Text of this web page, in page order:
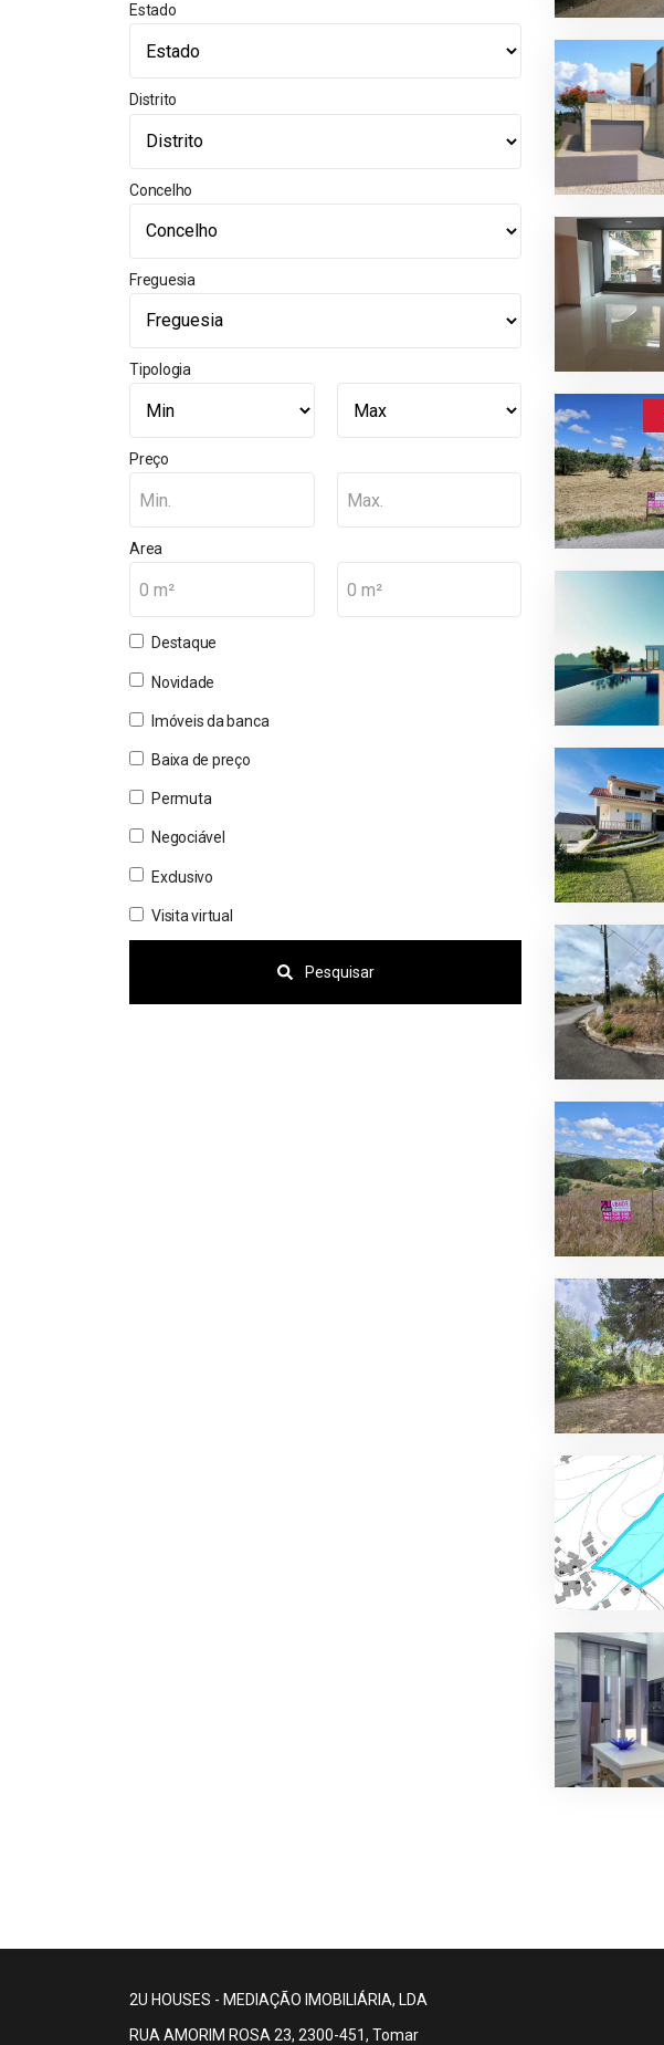
Estado
Distrito
Concelho
Freguesia
Tipologia
Preço
Min. Max.
Area
0 m² 0 m²
Destaque
Novidade
Imóveis da banca
Baixa de preço
Permuta
Negociável
Exclusivo
Visita virtual
Pesquisar
2U HOUSES - MEDIAÇÃO IMOBILIÁRIA, LDA
RUA AMORIM ROSA 23, 2300-451, Tomar